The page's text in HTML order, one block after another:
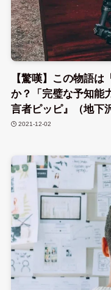
【驚嘆】この物語
か？「完璧な予知能
言者ピッピ』（地下
2021-12-02